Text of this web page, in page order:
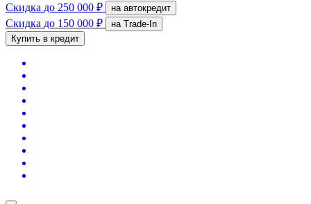
Скидка до 250 000 ₽ на автокредит
Скидка до 150 000 ₽
на Trade-In
Купить в кредит